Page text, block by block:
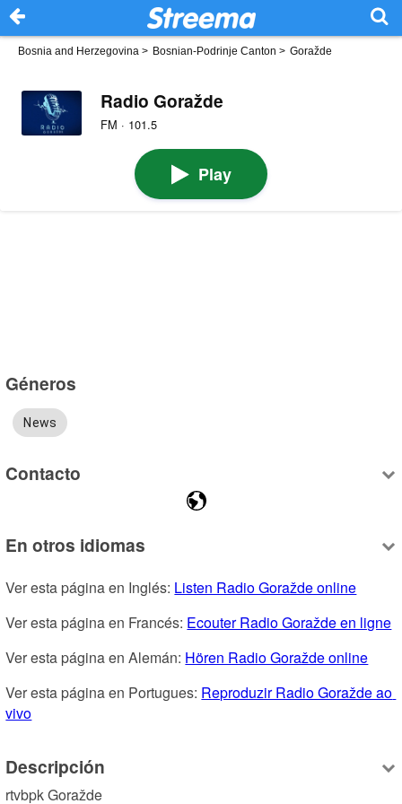
Bosnia and Herzegovina > Bosnian-Podrinje Canton > Goražde
Radio Goražde
FM · 101.5
Play
Géneros
News
Contacto
En otros idiomas
Ver esta página en Inglés: Listen Radio Goražde online
Ver esta página en Francés: Ecouter Radio Goražde en ligne
Ver esta página en Alemán: Hören Radio Goražde online
Ver esta página en Portugues: Reproduzir Radio Goražde ao
vivo
Descripción
rtvbpk Goražde